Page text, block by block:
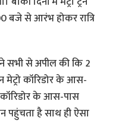
बजे से आरंभ होकर रात्रि
ने सभी से अपील की कि 2
मेट्रो कॉरिडोर के आस-
के आस-पास
पहुंचता है साथ ही ऐसा